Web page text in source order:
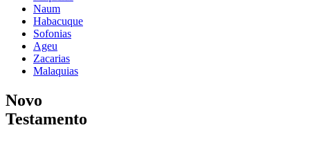
Naum
Habacuque
Sofonias
Ageu
Zacarias
Malaquias
Novo
Testamento